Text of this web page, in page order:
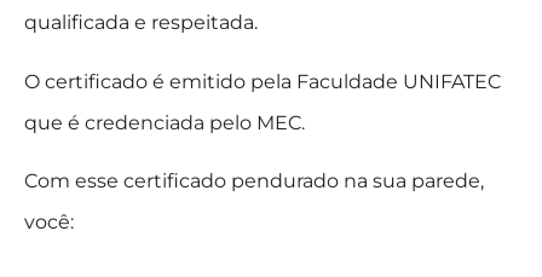
qualificada e respeitada.
O certificado é emitido pela Faculdade UNIFATEC
que é credenciada pelo MEC.
Com esse certificado pendurado na sua parede,
você: